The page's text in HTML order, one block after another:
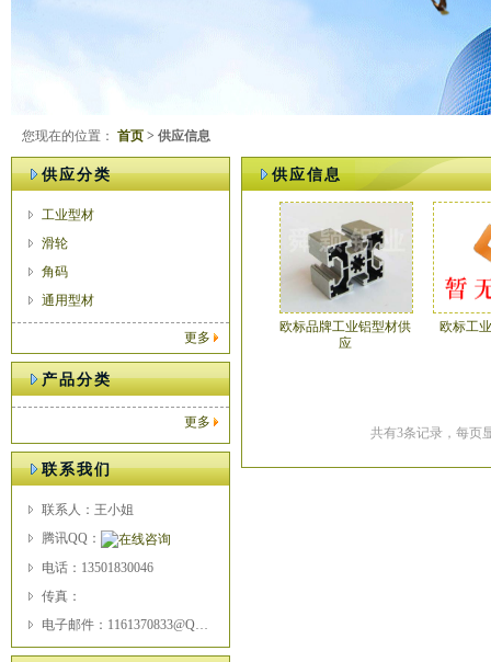
您现在的位置： 首页 > 供应信息
供应分类
工业型材
滑轮
角码
通用型材
更多
产品分类
更多
联系我们
联系人：王小姐
腾讯QQ：
电话：13501830046
传真：
电子邮件：1161370833@QQ.COM
供应信息
欧标品牌工业铝型材供
应
欧标工
共有3条记录，每页